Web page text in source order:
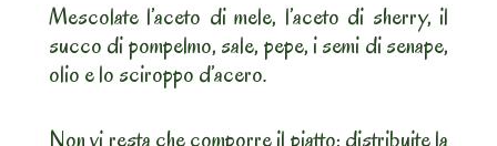
Mescolate l’aceto di mele, l’aceto di sherry, il
succo di pompelmo, sale, pepe, i semi di senape,
olio e lo sciroppo d’acero.
Non vi resta che comporre il piatto: distribuite la